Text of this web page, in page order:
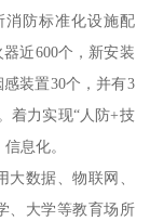
消防标准化设施配
近600个，新安装
装置30个，并有3
着力实现“人防+技
息化。
数据、物联网、
、大学等教育场所